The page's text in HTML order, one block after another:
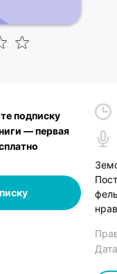
подписку
— первая